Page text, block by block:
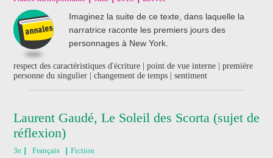
Imaginez la suite de ce texte, dans laquelle la
narratrice raconte les premiers jours des
personnages à New York.
respect des caractéristiques d'écriture | point de vue interne | première
personne du singulier | changement de temps | sentiment
Laurent Gaudé, Le Soleil des Scorta (sujet de
réflexion)
3e Français
Fiction